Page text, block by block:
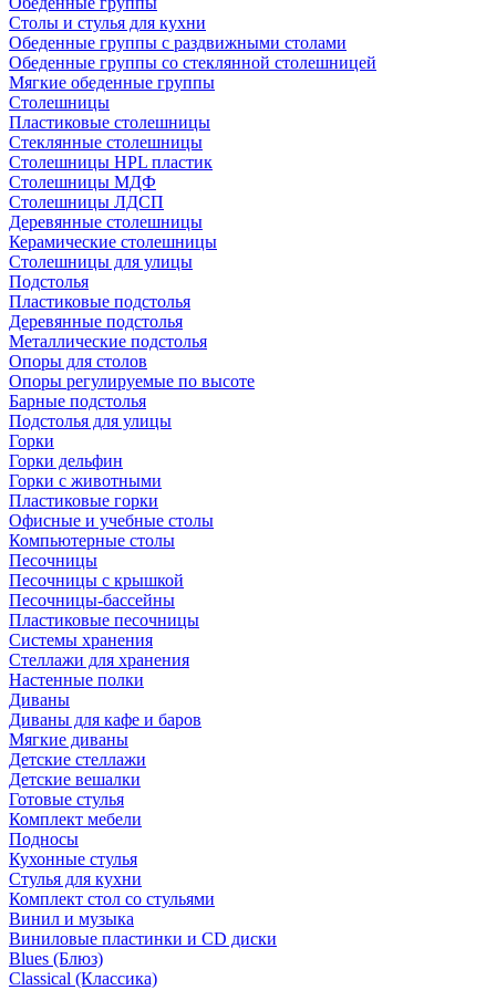
Столы и стулья для кухни
Обеденные группы с раздвижными столами
Обеденные группы со стеклянной столешницей
Мягкие обеденные группы
Столешницы
Пластиковые столешницы
Стеклянные столешницы
Столешницы HPL пластик
Столешницы МДФ
Столешницы ЛДСП
Деревянные столешницы
Керамические столешницы
Столешницы для улицы
Подстолья
Пластиковые подстолья
Деревянные подстолья
Металлические подстолья
Опоры для столов
Опоры регулируемые по высоте
Барные подстолья
Подстолья для улицы
Горки
Горки дельфин
Горки с животными
Пластиковые горки
Офисные и учебные столы
Компьютерные столы
Песочницы
Песочницы с крышкой
Песочницы-бассейны
Пластиковые песочницы
Системы хранения
Стеллажи для хранения
Настенные полки
Диваны
Диваны для кафе и баров
Мягкие диваны
Детские стеллажи
Детские вешалки
Готовые стулья
Комплект мебели
Подносы
Кухонные стулья
Стулья для кухни
Комплект стол со стульями
Винил и музыка
Виниловые пластинки и CD диски
Blues (Блюз)
Classical (Классика)